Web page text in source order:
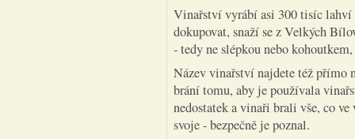
Vinařství vyrábí asi 300 tisíc lahví
dokupovat, snaží se z Velkých
- tedy ne slépkou nebo
Název vinařství najdete též přímo
brání tomu, aby je používala
nedostatek a vinaři brali vše, co
svoje - bezpečně je poznal.